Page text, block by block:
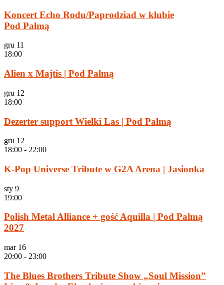
Koncert Echo Rodu/Paprodziad w klubie
Pod Palmą
gru 11
18:00
Alien x Majtis | Pod Palmą
gru 12
18:00
Dezerter support Wielki Las | Pod Palmą
gru 12
18:00 - 22:00
K-Pop Universe Tribute w G2A Arena | Jasionka
sty 9
19:00
Polish Metal Alliance + gość Aquilla | Pod Palmą
2027
mar 16
20:00 - 23:00
The Blues Brothers Tribute Show „Soul Mission”